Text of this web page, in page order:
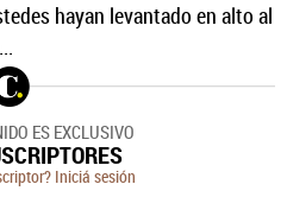
hayan levantado en alto al
ES EXCLUSIVO
Iniciá sesión